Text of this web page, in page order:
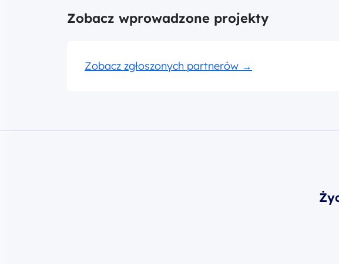
Zobacz wprowadzone projekty
Zobacz zgłoszonych partnerów →